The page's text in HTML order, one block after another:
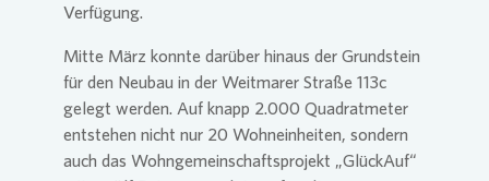
Verfügung.
Mitte März konnte darüber hinaus der Grundstein
für den Neubau in der Weitmarer Straße 113c
gelegt werden. Auf knapp 2.000 Quadratmeter
entstehen nicht nur 20 Wohneinheiten, sondern
auch das Wohngemeinschaftsprojekt „GlückAuf“